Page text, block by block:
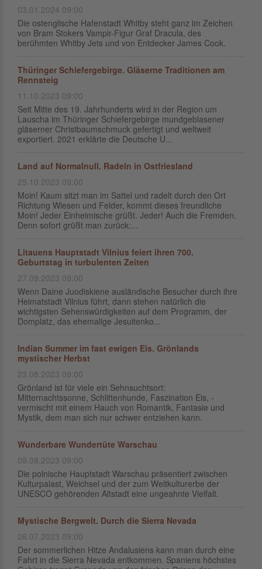
03.01.2024 09:00
Die ostenglische Hafenstadt Whitby steht ganz im Zeichen
von Bram Stokers Vampir-Figur Graf Dracula, des
berühmten Whitby Jets und von Entdecker James Cook.
Thüringer Schiefergebirge. Gläserne Traditionen am
Rennsteig
11.10.2023 09:00
Seit Mitte des 19. Jahrhunderts wird in der Region um
Lauscha im Thüringer Schiefergebirge mundgeblasener
gläserner Christbaumschmuck gefertigt und weltweit
exportiert. 2021 erklärte die Deutsche U...
Land auf Normalnull. Radeln in Ostfriesland
25.10.2023 09:00
Moin! Kaum sitzt man im Sattel und radelt durch den Ort
Richtung Wiesen und Felder, kommt dieses freundliche
Moin! Jeder Einheimische grüßt. Jeder! Auch die Fremden.
Denn sofort grüßt man zurück:...
Litauens Hauptstadt Vilnius feiert ihren 700.
Geburtstag in turbulenten Zeiten
27.09.2023 09:00
Wenn Daine Juodiskiene ausländische Besucher durch ihre
Heimatstadt Vilnius führt, dann stehen natürlich die
wichtigsten Sehenswürdigkeiten auf dem Programm, der
Domplatz, das ehemalige Jesuitenko...
Indian Summer im fast ewigen Eis. Grönlands
mystischer Herbst
23.08.2023 09:00
Grönland ist für viele ein Sehnsuchtsort:
Mitternachtssonne, Schlittenhunde, Faszination Eis, -
vermischt mit einem Hauch von Romantik, Fantasie und
Mystik, dem man sich nur schwer entziehen kann.
Wunderbare Wundertüte Warschau
09.08.2023 09:00
Die polnische Hauptstadt Warschau präsentiert zwischen
Kulturpalast, Weichsel und der zum Weltkulturerbe der
UNESCO gehörenden Altstadt eine ungeahnte Vielfalt.
Mystische Bergwelt. Durch die Sierra Nevada
26.07.2023 09:00
Der sommerlichen Hitze Andalusiens kann man durch eine
Fahrt in die Sierra Nevada entkommen. Spaniens höchstes